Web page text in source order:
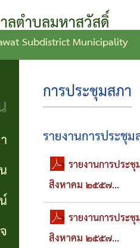
ลตำบลมหาสวัสดิ์
Subdistrict Municipality
การประชุมสภา
รายงานการประชุ
» รายงานการปร
สิงหาคม ๒๕๕๗...
» รายงานการปร
สิงหาคม ๒๕๕๗...